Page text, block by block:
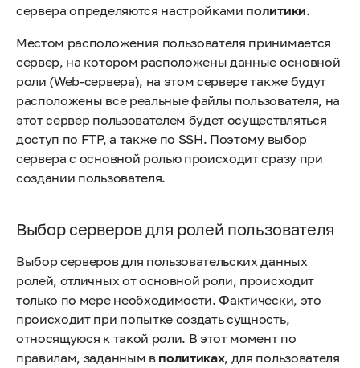
сервера определяются настройками политики.
Местом расположения пользователя принимается
сервер, на котором расположены данные основной
роли (Web-сервера), на этом сервере также будут
расположены все реальные файлы пользователя, на
этот сервер пользователем будет осуществляться
доступ по FTP, а также по SSH. Поэтому выбор
сервера с основной ролью происходит сразу при
создании пользователя.
Выбор серверов для ролей пользователя
Выбор серверов для пользовательских данных
ролей, отличных от основной роли, происходит
только по мере необходимости. Фактически, это
происходит при попытке создать сущность,
относящуюся к такой роли. В этот момент по
правилам, заданным в политиках, для пользователя